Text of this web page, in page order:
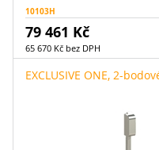
10103H
79 461 Kč
65 670 Kč bez DPH
EXCLUSIVE ONE, 2-